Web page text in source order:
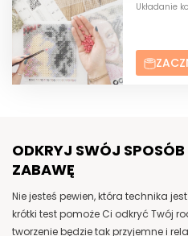
Układanie
ODKRYJ SWÓJ
ZABAWĘ
Nie jesteś pewien, która technika
krótki test pomoże Ci odkryć Twój
tworzenie będzie tak przyjemne i